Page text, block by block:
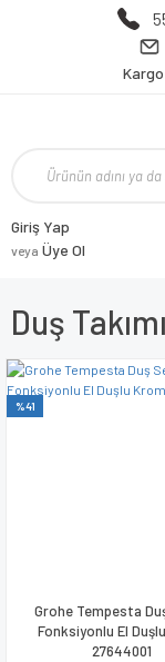
Giriş Yap
veya Üye Ol
Duş
%41
Grohe Tempesta
Fonksiyonlu El
27644001